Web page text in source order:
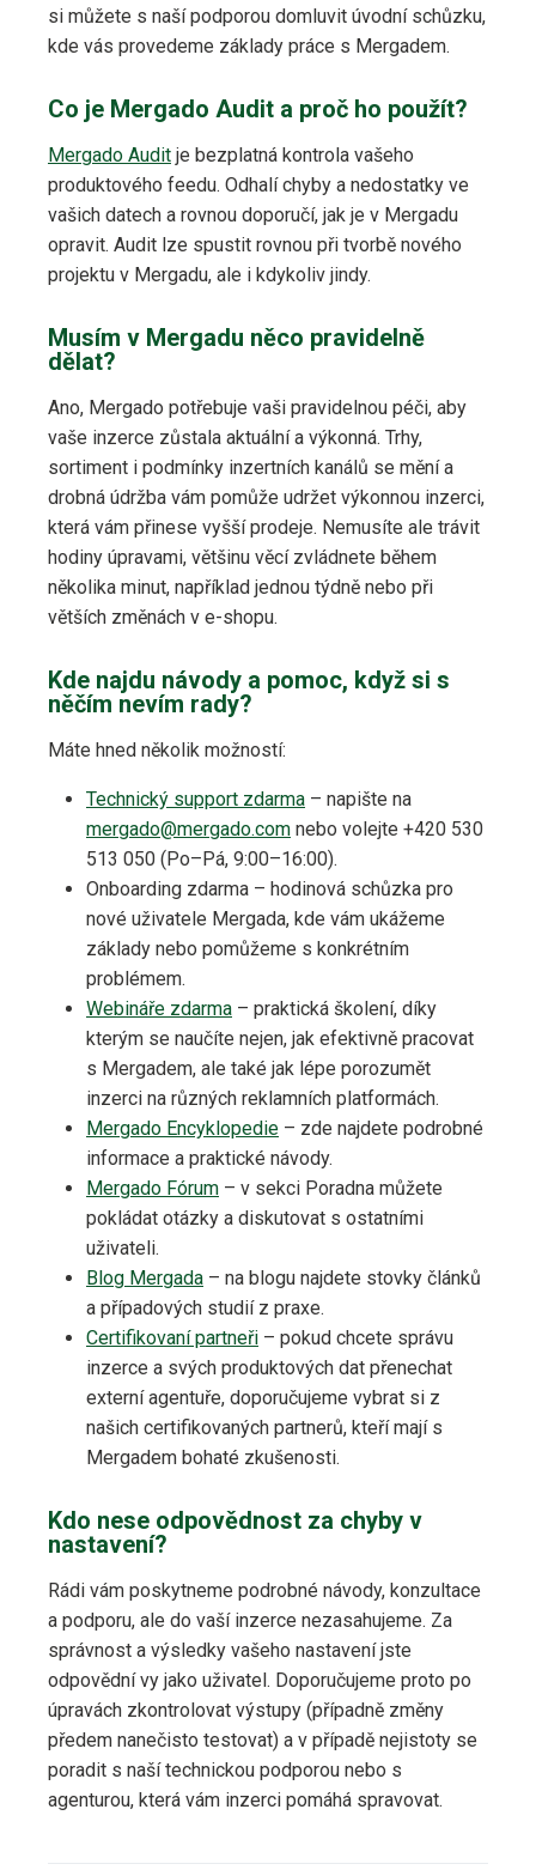
si můžete s naší podporou domluvit úvodní schůzku,
kde vás provedeme základy práce s Mergadem.
Co je Mergado Audit a proč ho použít?
Mergado Audit je bezplatná kontrola vašeho
produktového feedu. Odhalí chyby a nedostatky ve
vašich datech a rovnou doporučí, jak je v Mergadu
opravit. Audit lze spustit rovnou při tvorbě nového
projektu v Mergadu, ale i kdykoliv jindy.
Musím v Mergadu něco pravidelně
dělat?
Ano, Mergado potřebuje vaši pravidelnou péči, aby
vaše inzerce zůstala aktuální a výkonná. Trhy,
sortiment i podmínky inzertních kanálů se mění a
drobná údržba vám pomůže udržet výkonnou inzerci,
která vám přinese vyšší prodeje. Nemusíte ale trávit
hodiny úpravami, většinu věcí zvládnete během
několika minut, například jednou týdně nebo při
větších změnách v e-shopu.
Kde najdu návody a pomoc, když si s
něčím nevím rady?
Máte hned několik možností:
Technický support zdarma – napište na
mergado@mergado.com nebo volejte +420 530
513 050 (Po–Pá, 9:00–16:00).
Onboarding zdarma – hodinová schůzka pro
nové uživatele Mergada, kde vám ukážeme
základy nebo pomůžeme s konkrétním
problémem.
Webináře zdarma – praktická školení, díky
kterým se naučíte nejen, jak efektivně pracovat
s Mergadem, ale také jak lépe porozumět
inzerci na různých reklamních platformách.
Mergado Encyklopedie – zde najdete podrobné
informace a praktické návody.
Mergado Fórum – v sekci Poradna můžete
pokládat otázky a diskutovat s ostatními
uživateli.
Blog Mergada – na blogu najdete stovky článků
a případových studií z praxe.
Certifikovaní partneři – pokud chcete správu
inzerce a svých produktových dat přenechat
externí agentuře, doporučujeme vybrat si z
našich certifikovaných partnerů, kteří mají s
Mergadem bohaté zkušenosti.
Kdo nese odpovědnost za chyby v
nastavení?
Rádi vám poskytneme podrobné návody, konzultace
a podporu, ale do vaší inzerce nezasahujeme. Za
správnost a výsledky vašeho nastavení jste
odpovědní vy jako uživatel. Doporučujeme proto po
úpravách zkontrolovat výstupy (případně změny
předem nanečisto testovat) a v případě nejistoty se
poradit s naší technickou podporou nebo s
agenturou, která vám inzerci pomáhá spravovat.